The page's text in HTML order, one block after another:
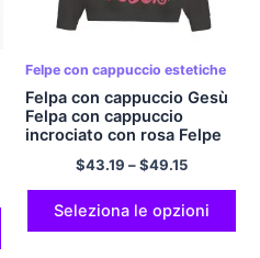
Felpe con cappuccio estetiche
Felpa con cappuccio Gesù
Felpa con cappuccio
incrociato con rosa Felpe
con cappuccio LOVE LIKE
JESUS ​​Felpa con cappuccio
salute mentale Felpa con
cappuccio estetica grigio
scuro con tasca in
$43.19 –$49.15
Seleziona le opzioni